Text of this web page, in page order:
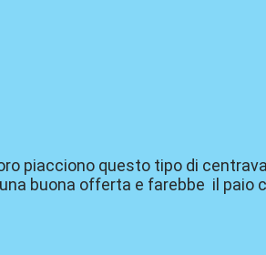
piacciono questo tipo di
buona offerta e farebbe il paio